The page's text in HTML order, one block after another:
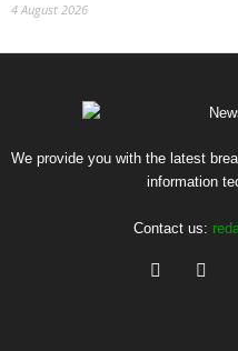
4 August 2026
We provide you with the latest
information
Contact us: